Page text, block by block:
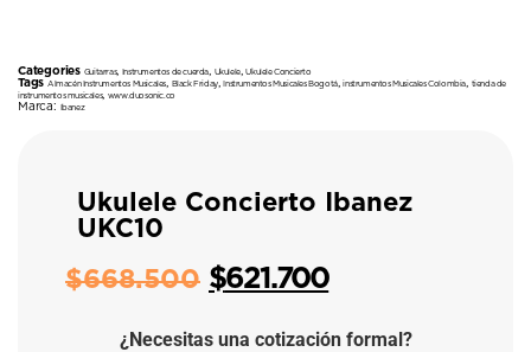
Categories Guitarras, Instrumentos de cuerda Ukulele,Ukulele Concierto
Tags Almacén Instrumentos Musicales Black Friday,Instrumentos Musicales Bogotá,instrumentos Musicales Colombia
tienda de
instrumentos musicales, www.duosonic.co
Marca: Ibanez
Ukulele Concierto Ibanez
UKC10
$668.500 $621.700
¿Necesitas una cotización formal?